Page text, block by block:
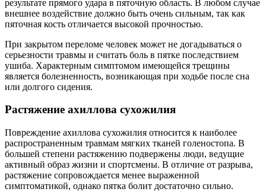
результате прямого удара в пяточную область. В любом случае
внешнее воздействие должно быть очень сильным, так как
пяточная кость отличается высокой прочностью.
При закрытом переломе человек может не догадываться о
серьезности травмы и считать боль в пятке последствием
ушиба. Характерным симптомом имеющейся трещины
является болезненность, возникающая при ходьбе после сна
или долгого сидения.
Растяжение ахиллова сухожилия
Повреждение ахиллова сухожилия относится к наиболее
распространенным травмам мягких тканей голеностопа. В
большей степени растяжению подвержены люди, ведущие
активный образ жизни и спортсмены. В отличие от разрыва,
растяжение сопровождается менее выраженной
симптоматикой, однако пятка болит достаточно сильно.